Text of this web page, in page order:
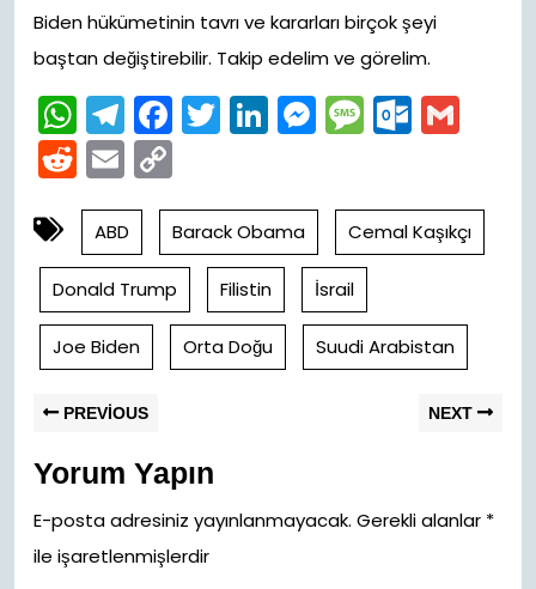
Biden hükümetinin tavrı ve kararları birçok şeyi
baştan değiştirebilir. Takip edelim ve görelim.
W
h
a
ts
A
p
p
T
el
e
gr
a
m
F
a
e
b
o
o
k
T
w
er
Li
n
e
dI
n
M
e
s
e
n
g
er
M
e
s
a
g
e
O
ut
o
k.
o
m
l
R
e
d
di
t
E
m
ai
l
o
p
y
Li
n
k
ABD Barack Obama Cemal Kaşıkçı
Donald Trump Filistin İsrail
Joe Biden Orta Doğu Suudi Arabistan
Yazı
PREVIOUS NEXT
Yorum Yapın
E-posta adresiniz yayınlanmayacak. Gerekli alanlar *
ile işaretlenmişlerdir